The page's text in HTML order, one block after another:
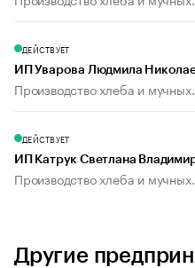
ДЕЙСТВУЕТ
ИП Уварова Людмила
Производство хлеба и
ДЕЙСТВУЕТ
ИП Катрук Светлана
Производство хлеба и
Другие